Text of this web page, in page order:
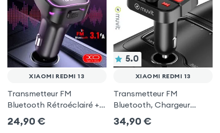
XIAOMI REDMI 13
Transmetteur FM
Bluetooth Rétroéclairé +
Chargeur Voiture USB C
et USB - XO
24,90 €
5.0
XIAOMI REDMI 13
Transmetteur FM
Bluetooth, Chargeur
Allume-cigare, Muvit pour
Xiaomi Redmi 13
34,90 €